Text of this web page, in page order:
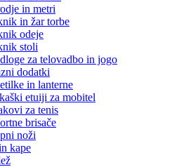
in metri
in žar torbe
odeje
stoli
za telovadbo in jogo
dodatki
in lanterne
etuiji za mobitel
za tenis
brisače
noži
kape